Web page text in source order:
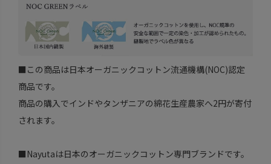
■この商品は日本オーガニックコットン流通機構(NOC)認定
商品です。
商品の購入でインドやタンザニアの綿花生産農家へ2円が寄付
されます。
■Nayutaは日本のオーガニックコットン専門ブランドです。